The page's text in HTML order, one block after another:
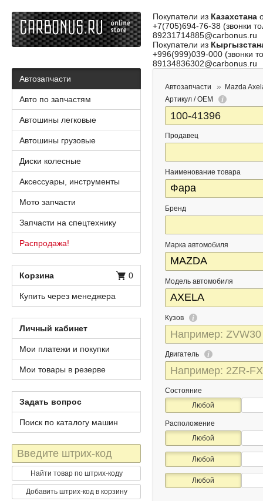
Покупатели из Казахстана
+7(705)694-76-38 (звонки
89231714885@carbonus.ru
Покупатели из
+996(999)039-000 (звонки
89134836302@carbonus.ru
Автозапчасти
Mazda
Артикул / OEM
Продавец
Наименование товара
Бренд
Марка автомобиля
Модель автомобиля
Кузов
Двигатель
Состояние
Любой
Расположение
Любой
Любой
Любой
Автозапчасти
Авто по запчастям
Автошины легковые
Автошины грузовые
Диски колесные
Аксессуары, инструменты
Мото запчасти
Запчасти на спецтехнику
Распродажа!
Корзина 0
Купить через менеджера
Личный кабинет
Мои платежи и покупки
Мои товары в резерве
Задать вопрос
Поиск по каталогу машин
Штрих-
код
Найти товар по штрих-коду
Добавить штрих-код в корзину